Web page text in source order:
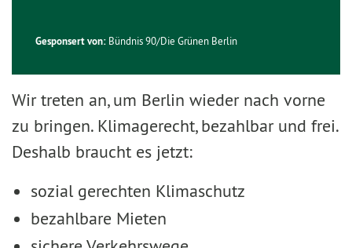
Gesponsert von: Bündnis 90/Die Grünen Berlin
Wir treten an, um Berlin wieder nach vorne
zu bringen. Klimagerecht, bezahlbar und frei.
Deshalb braucht es jetzt:
sozial gerechten Klimaschutz
bezahlbare Mieten